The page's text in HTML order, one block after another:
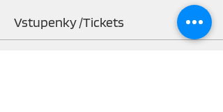
Vstupenky /Tickets